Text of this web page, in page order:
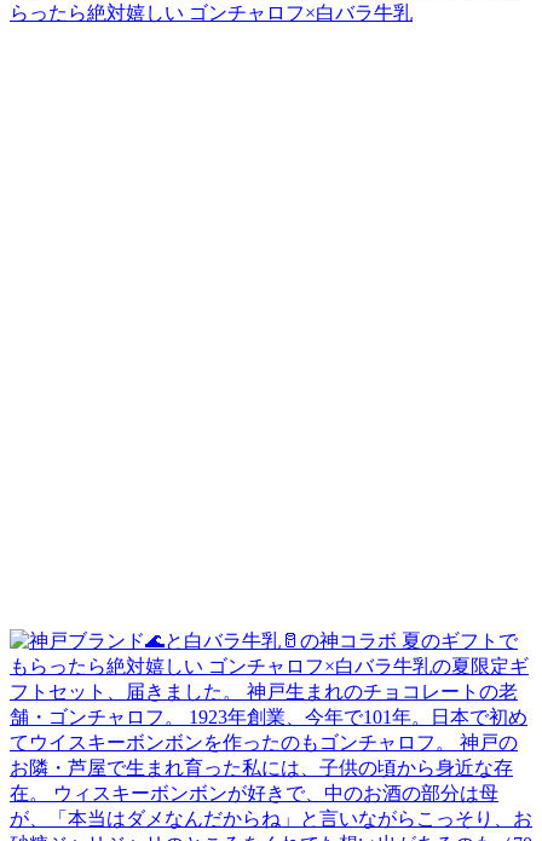
らったら絶対嬉しい ゴンチャロフ×白バラ牛乳